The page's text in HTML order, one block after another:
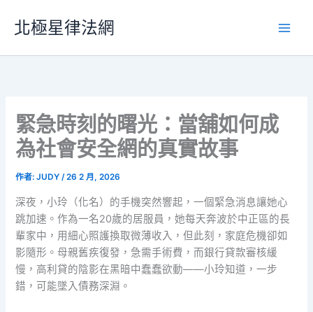
要
北極星律法網
緊急時刻的曙光：當舖如何成
為社會安全網的真實故事
作者:JUDY/26 2 月, 2026
深夜，小玲（化名）的手機突然響起，一個緊急消息讓她心
跳加速。作為一名20歲的居服員，她每天奔波於中正區的長
輩家中，用細心照護換取微薄收入，但此刻，家庭危機卻如
影隨形。母親舊疾復發，急需手術費，而銀行貸款審核緩
慢，高利貸的陰影在黑暗中蠢蠢欲動——小玲知道，一步
錯，可能墜入債務深淵。